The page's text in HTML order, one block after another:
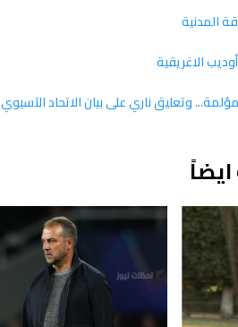
المدنية
الاغريقية
وتعليق ناري على بيان الاتحاد الآسيوي